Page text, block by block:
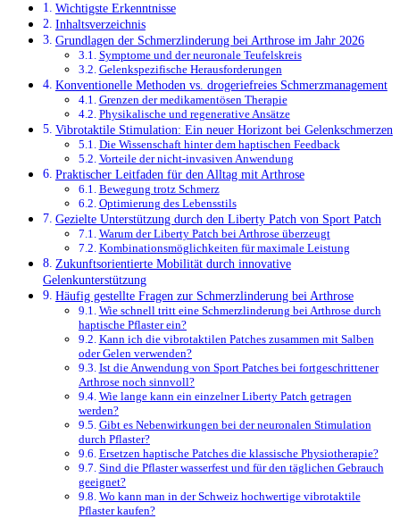
Wichtigste Erkenntnisse
Inhaltsverzeichnis
Grundlagen der Schmerzlinderung bei Arthrose im Jahr 2026
Symptome und der neuronale Teufelskreis
Gelenkspezifische Herausforderungen
Konventionelle Methoden vs. drogeriefreies Schmerzmanagement
Grenzen der medikamentösen Therapie
Physikalische und regenerative Ansätze
Vibrotaktile Stimulation: Ein neuer Horizont bei Gelenkschmerzen
Die Wissenschaft hinter dem haptischen Feedback
Vorteile der nicht-invasiven Anwendung
Praktischer Leitfaden für den Alltag mit Arthrose
Bewegung trotz Schmerz
Optimierung des Lebensstils
Gezielte Unterstützung durch den Liberty Patch von Sport Patch
Warum der Liberty Patch bei Arthrose überzeugt
Kombinationsmöglichkeiten für maximale Leistung
Zukunftsorientierte Mobilität durch innovative
Gelenkunterstützung
Häufig gestellte Fragen zur Schmerzlinderung bei Arthrose
Wie schnell tritt eine Schmerzlinderung bei Arthrose durch
haptische Pflaster ein?
Kann ich die vibrotaktilen Patches zusammen mit Salben
oder Gelen verwenden?
Ist die Anwendung von Sport Patches bei fortgeschrittener
Arthrose noch sinnvoll?
Wie lange kann ein einzelner Liberty Patch getragen
werden?
Gibt es Nebenwirkungen bei der neuronalen Stimulation
durch Pflaster?
Ersetzen haptische Patches die klassische Physiotherapie?
Sind die Pflaster wasserfest und für den täglichen Gebrauch
geeignet?
Wo kann man in der Schweiz hochwertige vibrotaktile
Pflaster kaufen?